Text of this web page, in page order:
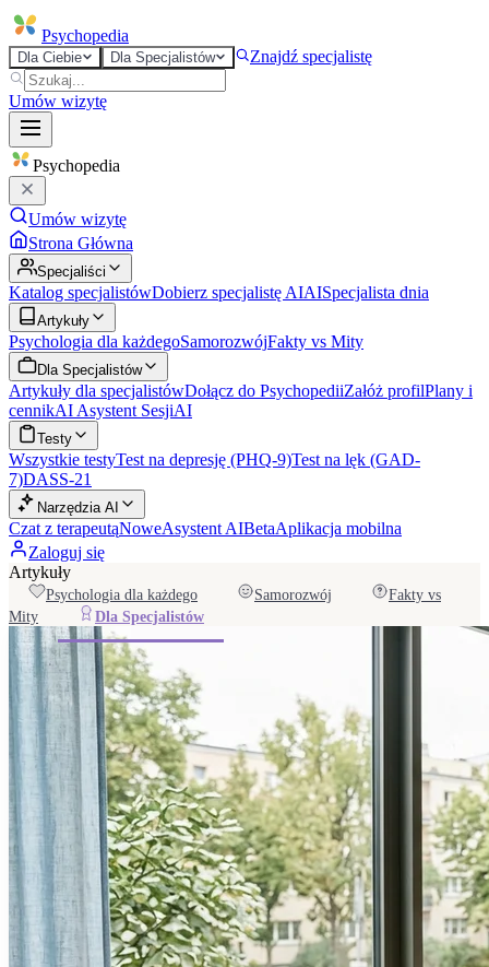
Psychopedia
Dla Ciebie Dla Specjalistów Znajdź specjalistę
Umów wizytę
Psychopedia
Umów wizytę
Strona Główna
Specjaliści
Katalog specjalistówDobierz specjalistę AIAISpecjalista dnia
Artykuły
Psychologia dla każdegoSamorozwójFakty vs Mity
Dla Specjalistów
Artykuły dla specjalistówDołącz do PsychopediiZałóż profilPlany i
cennikAI Asystent SesjiAI
Testy
Wszystkie testyTest na depresję (PHQ-9)Test na lęk (GAD-
7)DASS-21
Narzędzia AI
Czat z terapeutąNoweAsystent AIBetaAplikacja mobilna
Zaloguj się
Artykuły
Psychologia dla każdego Samorozwój
Fakty vs
Mity
Dla Specjalistów